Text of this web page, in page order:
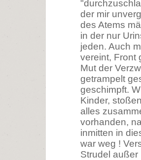
der mir
des Atems
in der nur
jeden. Auch
vereint, Front
Mut der
getrampelt
geschimpft.
Kinder,
alles
vorhanden,
inmitten in
war weg !
Strudel